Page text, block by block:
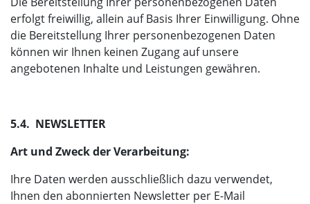
erfolgt freiwillig, allein auf Basis Ihrer Einwilligung. Ohne
die Bereitstellung Ihrer personenbezogenen Daten
können wir Ihnen keinen Zugang auf unsere
angebotenen Inhalte und Leistungen gewähren.
5.4. NEWSLETTER
Art und Zweck der Verarbeitung:
Ihre Daten werden ausschließlich dazu verwendet,
Ihnen den abonnierten Newsletter per E-Mail